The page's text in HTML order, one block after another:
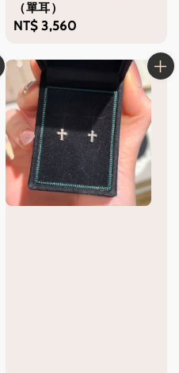
（單耳）
Regular
NT$ 3,560